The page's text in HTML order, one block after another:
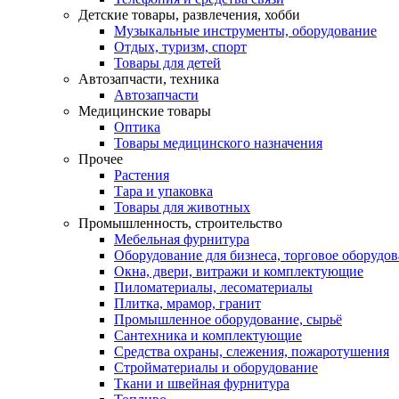
Детские товары, развлечения, хобби
Музыкальные инструменты, оборудование
Отдых, туризм, спорт
Товары для детей
Автозапчасти, техника
Автозапчасти
Медицинские товары
Оптика
Товары медицинского назначения
Прочее
Растения
Тара и упаковка
Товары для животных
Промышленность, строительство
Мебельная фурнитура
Оборудование для бизнеса, торговое
Окна, двери, витражи и комплектующие
Пиломатериалы, лесоматериалы
Плитка, мрамор, гранит
Промышленное оборудование, сырьё
Сантехника и комплектующие
Средства охраны, слежения, пожаротушения
Стройматериалы и оборудование
Ткани и швейная фурнитура